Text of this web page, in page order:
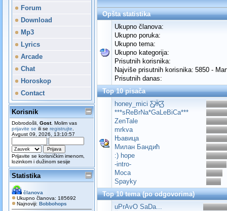
Forum
Download
Mp3
Lyrics
Arcade
Chat
Horoskop
Contact
Korisnik
Dobrodošli, Gost. Molim vas
prijavite se ili se registrujte
Avgust 09, 2026, 13:10:57
Prijavite se korisničkim imenom,
lozinkom i dužinom sesije
Statistika
članova
Ukupno članova: 185692
Najnoviji: Bobbohops
Opšta statistika
Ukupno članova:
Ukupno poruka:
Ukupno tema:
Ukupno kategorija:
Prisutnih korisnika:
Najviše prisutnih korisnika: 5850 -
Prisutnih danas:
Top 10 pisača
honey_mici Ƹ̵̡Ӝ̵̨̄Ʒ
***sReBrNa*GaLeBiCa***
ZenTale
mrkva
Њавица
Милан Бандић
:) hope
-intro-
Moca
Spayky
Top 10 tema (po odgovorima)
uPrAvO SaDa...